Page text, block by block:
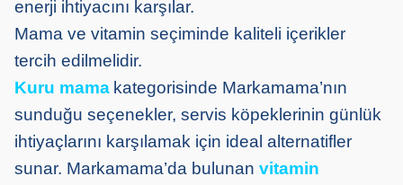
enerji ihtiyacını karşılar.
Mama ve vitamin seçiminde kaliteli içerikler
tercih edilmelidir.
Kuru mama kategorisinde Markamama’nın
sunduğu seçenekler, servis köpeklerinin günlük
ihtiyaçlarını karşılamak için ideal alternatifler
sunar. Markamama’da bulunan vitamin